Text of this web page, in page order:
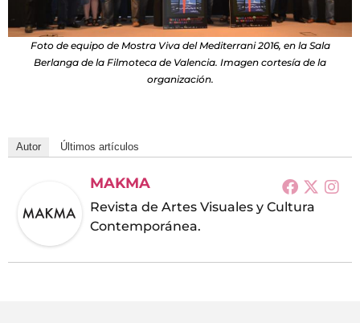
Foto de equipo de Mostra Viva del Mediterrani 2016, en la Sala
Berlanga de la Filmoteca de Valencia. Imagen cortesía de la
organización.
Autor Últimos artículos
MAKMA
Revista de Artes Visuales y Cultura
Contemporánea.